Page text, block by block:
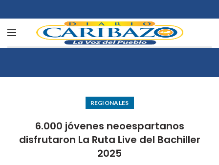
REGIONALES
6.000 jóvenes neoespartanos
disfrutaron La Ruta Live del Bachiller
2025